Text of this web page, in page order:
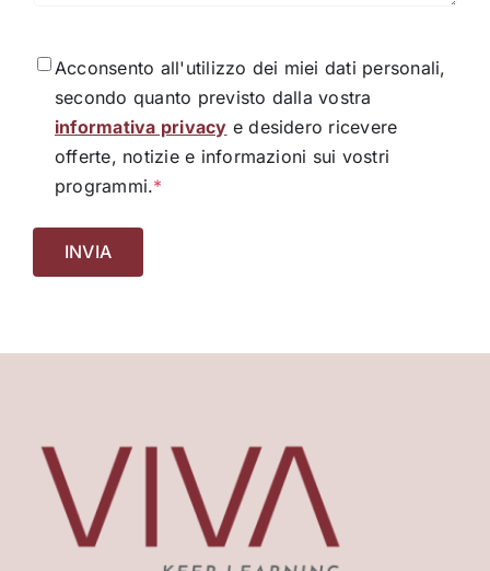
Consenso*
Acconsento all'utilizzo dei miei dati personali,
secondo quanto previsto dalla vostra
informativa privacy e desidero ricevere
offerte, notizie e informazioni sui vostri
programmi.*